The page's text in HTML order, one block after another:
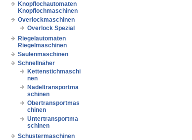
Knopflochautomaten
Knopflochmaschinen
Overlockmaschinen
Overlock Spezial
Riegelautomaten
Riegelmaschinen
Säulenmaschinen
Schnellnäher
Kettenstichmaschi
nen
Nadeltransportma
schinen
Obertransportmas
chinen
Untertransportma
schinen
Schustermaschinen